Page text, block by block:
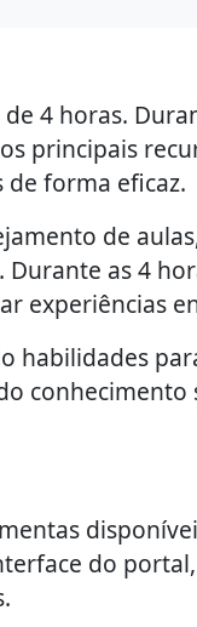
4 horas.
principais
forma eficaz.
de
as 4
experiências
habilidades
conhecimento
do